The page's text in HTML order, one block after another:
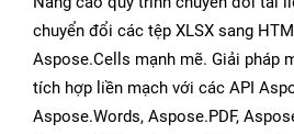
chuyển đổi các tệp XLSX sang
Aspose.Cells mạnh mẽ. Giải pháp
tích hợp liền mạch với các API
Aspose.Words, Aspose.PDF,